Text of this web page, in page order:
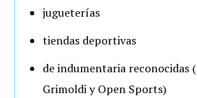
jugueterías
tiendas deportivas
de indumentaria reconocidas
Grimoldi y Open Sports)